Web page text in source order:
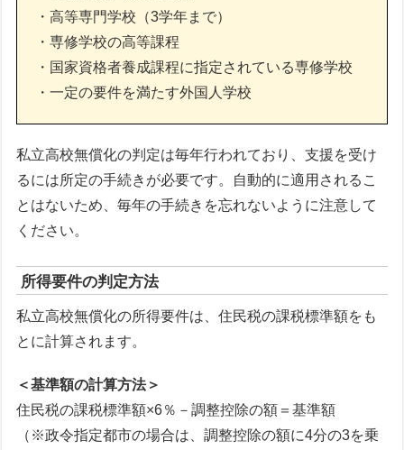
・高等専門学校（3学年まで）
・専修学校の高等課程
・国家資格者養成課程に指定されている専修学校
・一定の要件を満たす外国人学校
私立高校無償化の判定は毎年行われており、支援を受け
るには所定の手続きが必要です。自動的に適用されるこ
とはないため、毎年の手続きを忘れないように注意して
ください。
所得要件の判定方法
私立高校無償化の所得要件は、住民税の課税標準額をも
とに計算されます。
＜基準額の計算方法＞
住民税の課税標準額×6％－調整控除の額＝基準額
（※政令指定都市の場合は、調整控除の額に4分の3を乗